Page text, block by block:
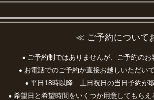
≪ ご予約について
●ご予約制ではありませんが、ご予約のお
●お電話でのご予約か直接お越しいただい
●平日18時以降 土日祝日の当日予約が取
●希望日と希望時間をいくつか用意してもら